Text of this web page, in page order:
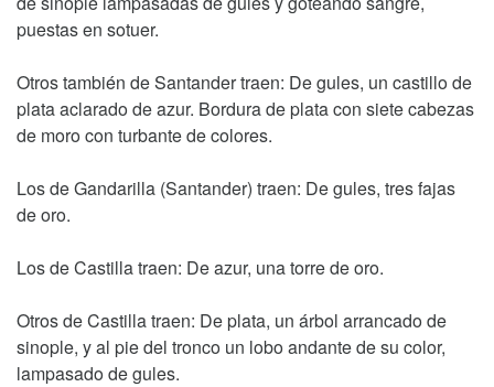
puestas en sotuer.
Otros también de Santander traen: De gules, un castillo de
plata aclarado de azur. Bordura de plata con siete cabezas
de moro con turbante de colores.
Los de Gandarilla (Santander) traen: De gules, tres fajas
de oro.
Los de Castilla traen: De azur, una torre de oro.
Otros de Castilla traen: De plata, un árbol arrancado de
sinople, y al pie del tronco un lobo andante de su color,
lampasado de gules.